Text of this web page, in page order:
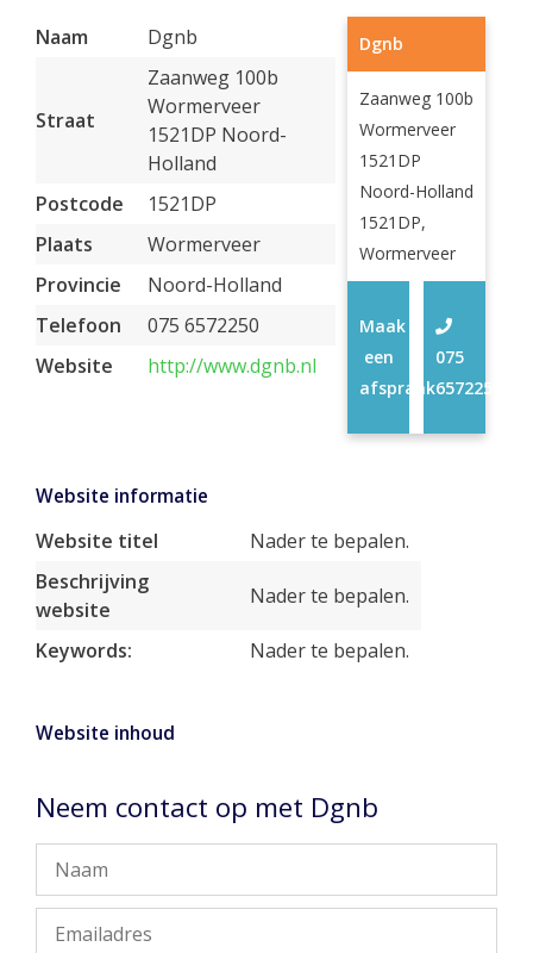
Naam Dgnb
Straat
Zaanweg 100b
Wormerveer
1521DP Noord-
Holland
Postcode
1521DP
Plaats
Wormerveer
Provincie
Noord-Holland
Telefoon
075 6572250
Website
http://www.dgnb.nl
Dgnb
Zaanweg 100b
Wormerveer
1521DP
Noord-Holland
1521DP,
Wormerveer
075
6572250
Maak
een
afspraak
Website informatie
Website titel
Nader te bepalen.
Beschrijving
website
Nader te bepalen.
Keywords: Nader te bepalen.
Website inhoud
Neem contact op met Dgnb